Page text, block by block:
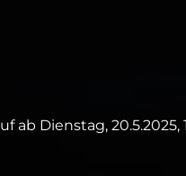
ab Dienstag, 20.5.2025,